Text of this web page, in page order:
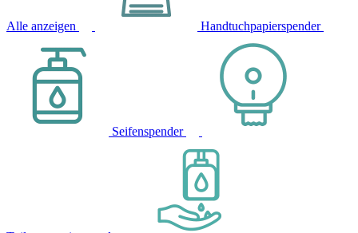
Alle anzeigen Handtuchpapierspender
Seifenspender